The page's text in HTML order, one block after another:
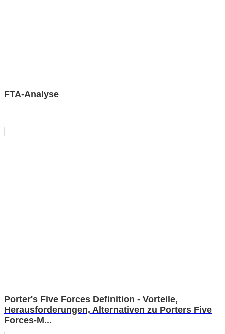
FTA-Analyse
Porter's Five Forces Definition - Vorteile,
Herausforderungen, Alternativen zu Porters Five
Forces-M...